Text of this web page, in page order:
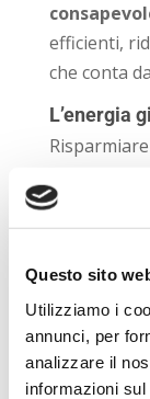
Questo sito
Utilizziamo i
annunci, per
analizzare il
informazioni
efficienti,
che conta
L’energia
perché un
Natale più
Energit, da
diffusione
l’efficienza
vita attento